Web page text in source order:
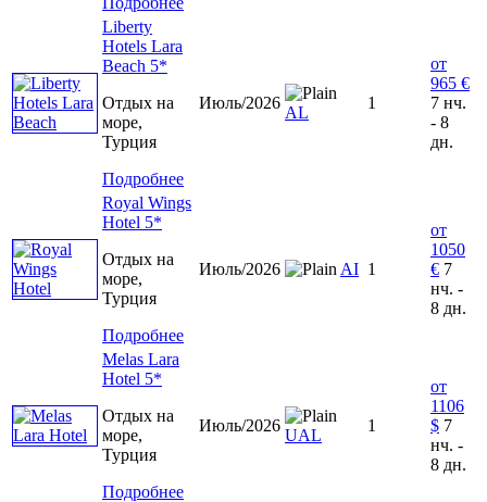
Liberty
Hotels Lara
Beach 5*
Отдых на
море,
Турция
Подробнее
Июль/2026
AL
1
от
965 €
7 нч.
- 8
дн.
Royal Wings
Hotel 5*
Отдых на
море,
Турция
Подробнее
Июль/2026 AI 1
от
1050
€ 7
нч. -
8 дн.
Melas Lara
Hotel 5*
Отдых на
море,
Турция
Подробнее
Июль/2026
UAL
1
от
1106
$ 7
нч. -
8 дн.